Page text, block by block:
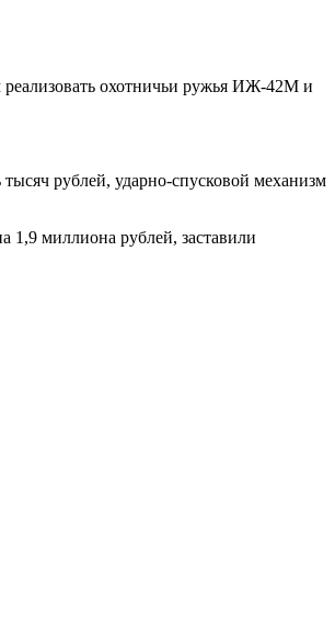
реализовать охотничьи ружья ИЖ-42М и
рублей, ударно-спусковой механизм
1,9 миллиона рублей, заставили